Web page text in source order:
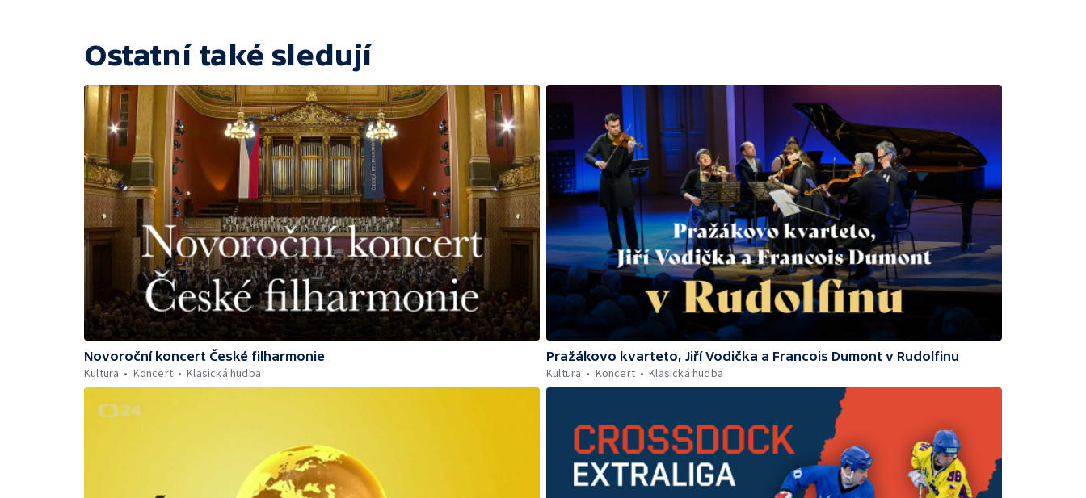
Ostatní také sledují
Novoroční koncert České filharmonie
Kultura
Koncert Klasická hudba
Pražákovo kvarteto, Jiří Vodička a Francois Dumont v Rudolfinu
Kultura
Koncert Klasická hudba